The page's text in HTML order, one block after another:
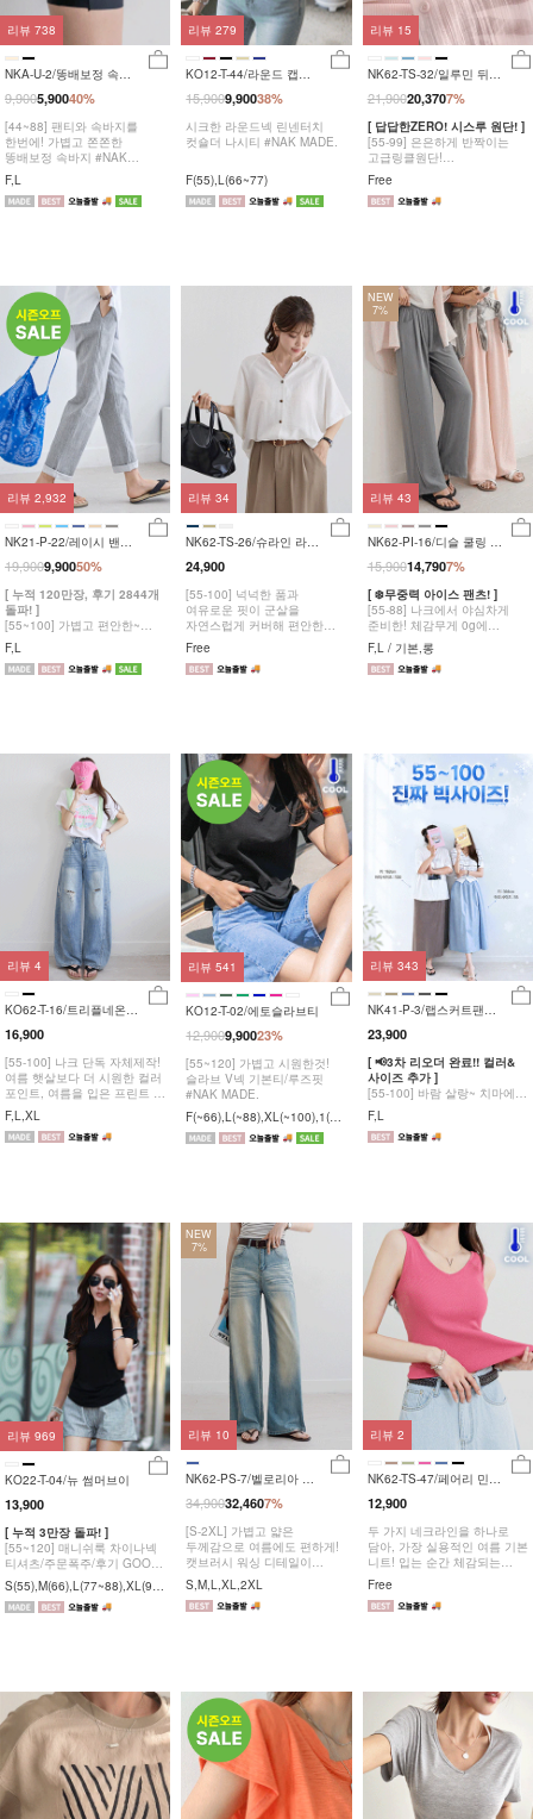
NKA-U-2/똥배보정 속바
지
40%
9,9005,900
[44~88] 팬티와 속바지를
한번에! 가볍고 쫀쫀한
똥배보정 속바지 #NAK
MADE.
F,L
리뷰 738
KO12-T-44/라운드 캡나
시
38%
15,9009,900
시크한 라운드넥 린넨터치
컷숄더 나시티 #NAK MADE.
F(55),L(66~77)
리뷰279
NK62-TS-32/일루민 뒤트
임 셔츠_DY
7%
21,90020,370
[ 답답한ZERO! 시스루 원단! ]
[55-99] 은은하게 반짝이는
고급링클원단!
자연스럽게 흐르는 핏!
Free
리뷰 15
NK21-P-22/레이시 밴딩
슬렉스
50%
19,9009,900
[ 누적 120만장, 후기 2844개
돌파! ]
[55~100] 가볍고 편안한~
허리밴딩 일자핏 슬랙스 팬츠/
빅사이즈 옵션가X #NAK
MADE.
F,L
리뷰 2,932
NK62-TS-26/슈라인 라운
드 반팔 블라우스_HR
24,900
[55-100] 넉넉한 품과
여유로운 핏이 군살을
자연스럽게 커버해 편안한
착용감의 반팔 블라우스
Free
리뷰34
NEW
7%
NK62-PI-16/디슬 쿨링 올
밴딩 팬츠_YN 7%
15,90014,790
[ ❄️무중력 아이스 팬츠! ]
[55-88] 나크에서 야심차게
준비한! 체감무게 0g에
주름까지 예쁜 크링클 팬츠!
F,L / 기본,롱
리뷰 43
KO62-T-16/트리플네온
반팔티_YN
16,900
[55-100] 나크 단독 자체제작!
여름 햇살보다 더 시원한 컬러
포인트, 여름을 입은 프린트 티
#NAK MADE.
F,L,XL
리뷰 4
KO12-T-02/에토슬라브티
23%
12,9009,900
[55~120] 가볍고 시원한것!
슬라브 V넥 기본티/루즈핏
#NAK MADE.
F(~66),L(~88),XL(~100),1(~1
20)
리뷰541
NK41-P-3/랩스커트팬츠
_JY,DY
23,900
[ 📢3차 리오더 완료!! 컬러&
사이즈 추가 ]
[55-100] 바람 살랑~ 치마에서
팬츠로 변신하는 랩 스커트
스타일 와이드 밴딩 팬츠
F,L
리뷰 343
KO22-T-04/뉴 썸머브이
13,900
[ 누적 3만장 돌파! ]
[55~120] 매니쉬룩 차이나넥
티셔츠/주문폭주/후기 GOOD!
#NAK MADE.
S(55),M(66),L(77~88),XL(99
~100),1(110~120)
리뷰 969
NEW
7%
NK62-PS-7/벨로리아 캣
워싱 와이드팬츠_HR
7%
34,90032,460
[S-2XL] 가볍고 얇은
두께감으로 여름에도 편하게!
캣브러시 워싱 디테일이
트렌디한 와이드핏 데님 팬츠
S,M,L,XL,2XL
리뷰 10
NK62-TS-47/페어리 민소
매 니트나시_YN
12,900
두 가지 네크라인을 하나로
담아, 가장 실용적인 여름 기본
니트! 입는 순간 체감되는
쿨링감, 이너처럼 가볍지만
단독으로도 완성되는 핏
Free
리뷰 2